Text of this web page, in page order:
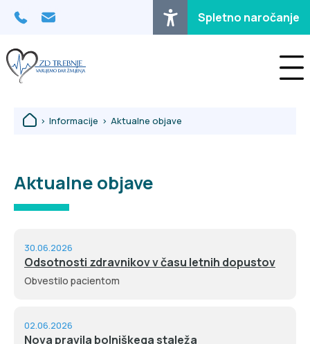
Spletno naročanje
Osrednja vsebina
> Informacije > Aktualne objave
Aktualne objave
30.06.2026
Odsotnosti zdravnikov v času letnih dopustov
Obvestilo pacientom
02.06.2026
Nova pravila bolniškega staleža